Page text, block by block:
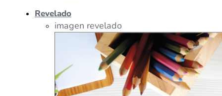
Revelado
imagen revelado